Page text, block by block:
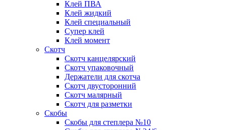
Клей ПВА
Клей жидкий
Клей специальный
Супер клей
Клей момент
Скотч
Скотч канцелярский
Скотч упаковочный
Держатели для скотча
Скотч двусторонний
Скотч малярный
Скотч для разметки
Скобы
Скобы для степлера №10